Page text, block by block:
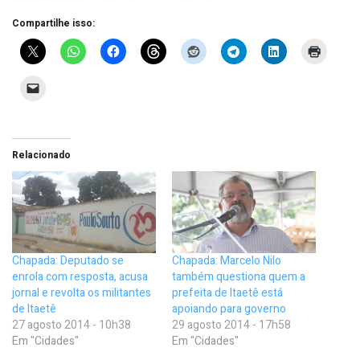
Compartilhe isso:
Relacionado
Chapada: Deputado se
enrola com resposta, acusa
jornal e revolta os militantes
de Itaetê
27 agosto 2014 - 10h38
Em "Cidades"
Chapada: Marcelo Nilo
também questiona quem a
prefeita de Itaetê está
apoiando para governo
29 agosto 2014 - 17h58
Em "Cidades"